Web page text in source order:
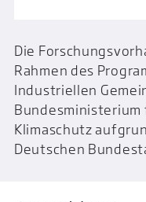
Die
Rahmen des
Industriellen
Klimaschutz
Deutschen